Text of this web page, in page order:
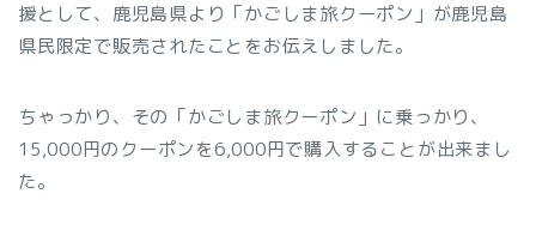
援として、鹿児島県より「かごしま旅クーポン」が鹿児島
県民限定で販売されたことをお伝えしました。
ちゃっかり、その「かごしま旅クーポン」に乗っかり、
15,000円のクーポンを6,000円で購入することが出来まし
た。